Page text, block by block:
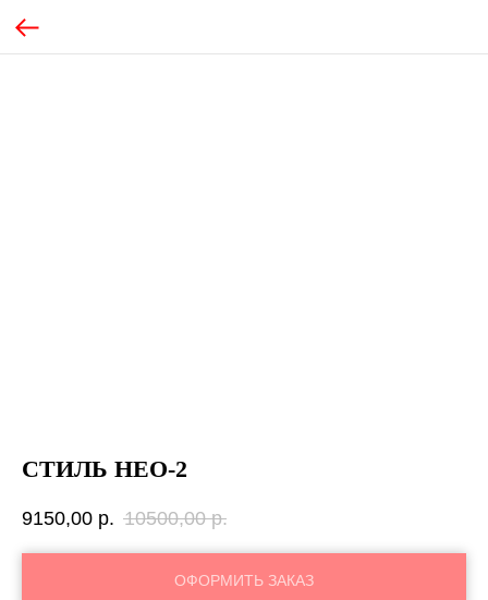
СТИЛЬ НЕО-2
9150,00 р. 10500,00 р.
ОФОРМИТЬ ЗАКАЗ